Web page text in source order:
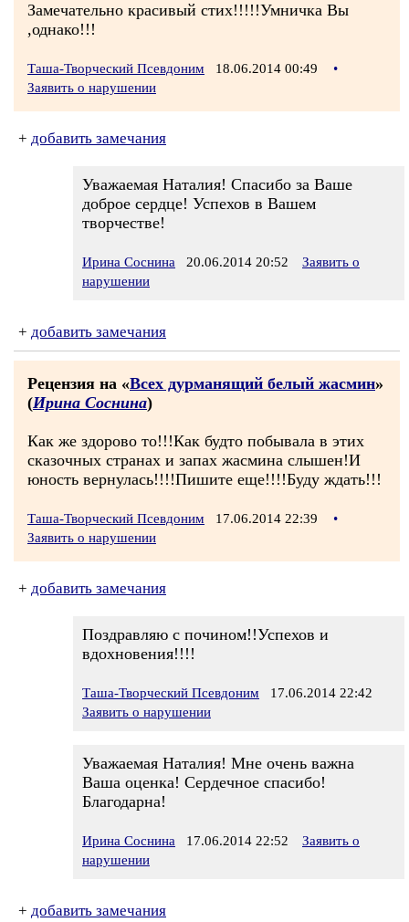
Замечательно красивый стих!!!!!Умничка Вы
,однако!!!
Таша-Творческий Псевдоним 18.06.2014 00:49
•
Заявить о нарушении
+ добавить замечания
Уважаемая Наталия! Спасибо за Ваше
доброе сердце! Успехов в Вашем
творчестве!
Ирина Соснина 20.06.2014 20:52
Заявить о
нарушении
+ добавить замечания
Рецензия на «Всех дурманящий белый жасмин»
(Ирина Соснина)
Как же здорово то!!!Как будто побывала в этих
сказочных странах и запах жасмина слышен!И
юность вернулась!!!!Пишите еще!!!!Буду ждать!!!
Таша-Творческий Псевдоним 17.06.2014 22:39
•
Заявить о нарушении
+ добавить замечания
Поздравляю с почином!!Успехов и
вдохновения!!!!
Таша-Творческий Псевдоним 17.06.2014 22:42
Заявить о нарушении
Уважаемая Наталия! Мне очень важна
Ваша оценка! Сердечное спасибо!
Благодарна!
Ирина Соснина 17.06.2014 22:52
Заявить о
нарушении
+ добавить замечания